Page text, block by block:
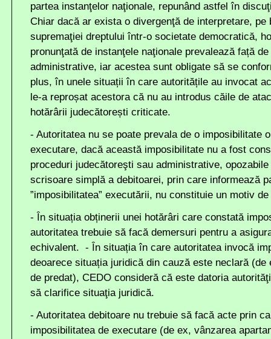
partea instanţelor naţionale, repunând astfel în
Chiar dacă ar exista o divergenţă de interpretare, pe
supremaţiei dreptului într-o societate democratică,
pronunţată de instanţele naţionale prevalează față
administrative, iar acestea sunt obligate să se
plus, în unele situații în care autoritățile au invocat
le-a reproșat acestora că nu au introdus căile de
hotărârii judecătorești criticate.
- Autoritatea nu se poate prevala de o imposibilitate
executare, dacă această imposibilitate nu a fost
proceduri judecătoreşti sau administrative,
scrisoare simplă a debitoarei, prin care informează
”imposibilitatea” executării, nu constituie un motiv
- În situația obținerii unei hotărâri care constată
autoritatea trebuie să facă demersuri pentru a
echivalent. - În situația în care autoritatea invocă
deoarece situația juridică din cauză este neclară
de predat), CEDO consideră că este datoria
să clarifice situaţia juridică.
- Autoritatea debitoare nu trebuie să facă acte prin
imposibilitatea de executare (de ex, vânzarea